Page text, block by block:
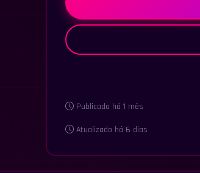
Publicado há 1 mês
Atualizado há 6 dias